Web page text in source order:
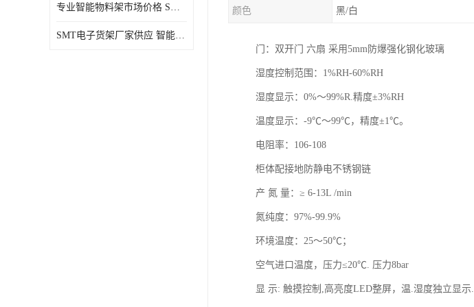
专业智能物料架市场价格 SMT智能物料架供应厂家
SMT电子货架厂家供应 智能电子货架现货直销
颜色 黑/白
门：双开门 六扇 采用5mm防爆强化钢化玻璃
湿度控制范围：1%RH-60%RH
湿度显示：0%～99%R.精度±3%RH
温度显示：-9℃～99℃，精度±1℃。
电阻率：106-108
柜体配接地防静电不锈钢链
产 氮 量：≥ 6-13L /min
氮纯度：97%-99.9%
环境温度：25～50℃；
空气进口温度，压力≤20℃. 压力8bar
显 示: 触摸控制,高亮度LED整屏，温.湿度独立显示.